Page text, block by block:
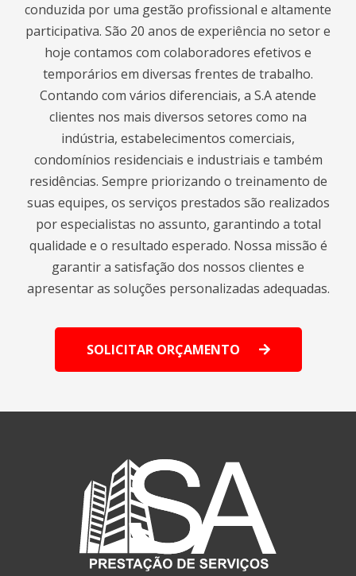
conduzida por uma gestão profissional e altamente
participativa. São 20 anos de experiência no setor e
hoje contamos com colaboradores efetivos e
temporários em diversas frentes de trabalho.
Contando com vários diferenciais, a S.A atende
clientes nos mais diversos setores como na
indústria, estabelecimentos comerciais,
condomínios residenciais e industriais e também
residências. Sempre priorizando o treinamento de
suas equipes, os serviços prestados são realizados
por especialistas no assunto, garantindo a total
qualidade e o resultado esperado. Nossa missão é
garantir a satisfação dos nossos clientes e
apresentar as soluções personalizadas adequadas.
SOLICITAR ORÇAMENTO